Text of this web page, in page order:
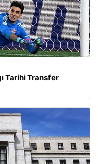
Tarihi Transfer